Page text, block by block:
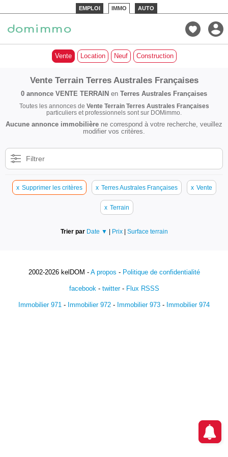
EMPLOI IMMO AUTO
Vente Location Neuf Construction
Vente Terrain Terres Australes Françaises
0 annonce VENTE TERRAIN en Terres Australes Françaises
Toutes les annonces de Vente Terrain Terres Australes Françaises
particuliers et professionnels sont sur DOMimmo.
Aucune annonce immobilière ne correspond à votre recherche, veuillez
modifier vos critères.
Filtrer
x Supprimer les critères x Terres Australes Françaises x Vente
x Terrain
Trier par Date ▼ | Prix | Surface terrain
2002-2026 kelDOM - A propos - Politique de confidentialité
facebook- twitter- Flux RSSS
Immobilier 971 - Immobilier 972 - Immobilier 973 - Immobilier 974